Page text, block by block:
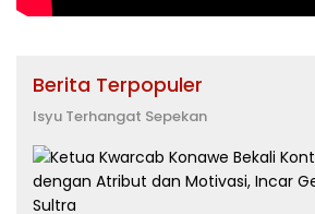
Berita Terpopuler
Isyu Terhangat Sepekan